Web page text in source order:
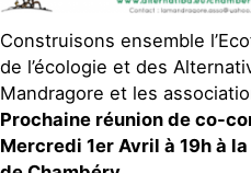
Construisons ensemble
de l’écologie et des
Mandragore et les
Prochaine réunion de co-
Mercredi 1er Avril à 19h à